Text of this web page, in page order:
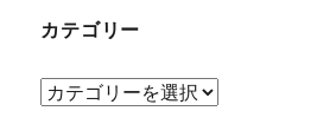
ブ
カテゴリー
カ